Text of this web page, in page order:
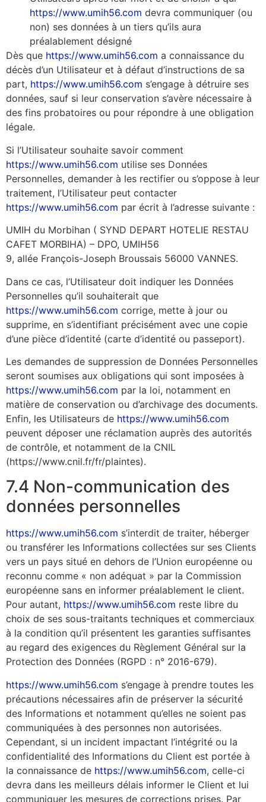
https://www.umih56.com devra communiquer (ou
non) ses données à un tiers qu’ils aura
préalablement désigné
Dès que https://www.umih56.com a connaissance du
décès d’un Utilisateur et à défaut d’instructions de sa
part, https://www.umih56.com s’engage à détruire ses
données, sauf si leur conservation s’avère nécessaire à
des fins probatoires ou pour répondre à une obligation
légale.
Si l’Utilisateur souhaite savoir comment
https://www.umih56.com utilise ses Données
Personnelles, demander à les rectifier ou s’oppose à leur
traitement, l’Utilisateur peut contacter
https://www.umih56.com par écrit à l’adresse suivante :
UMIH du Morbihan ( SYND DEPART HOTELIE RESTAU
CAFET MORBIHA) – DPO, UMIH56
9, allée François-Joseph Broussais 56000 VANNES.
Dans ce cas, l’Utilisateur doit indiquer les Données
Personnelles qu’il souhaiterait que
https://www.umih56.com corrige, mette à jour ou
supprime, en s’identifiant précisément avec une copie
d’une pièce d’identité (carte d’identité ou passeport).
Les demandes de suppression de Données Personnelles
seront soumises aux obligations qui sont imposées à
https://www.umih56.com par la loi, notamment en
matière de conservation ou d’archivage des documents.
Enfin, les Utilisateurs de https://www.umih56.com
peuvent déposer une réclamation auprès des autorités
de contrôle, et notamment de la CNIL
(https://www.cnil.fr/fr/plaintes).
7.4 Non-communication des
données personnelles
https://www.umih56.com s’interdit de traiter, héberger
ou transférer les Informations collectées sur ses Clients
vers un pays situé en dehors de l’Union européenne ou
reconnu comme « non adéquat » par la Commission
européenne sans en informer préalablement le client.
Pour autant, https://www.umih56.com reste libre du
choix de ses sous-traitants techniques et commerciaux
à la condition qu’il présentent les garanties suffisantes
au regard des exigences du Règlement Général sur la
Protection des Données (RGPD : n° 2016-679).
https://www.umih56.com s’engage à prendre toutes les
précautions nécessaires afin de préserver la sécurité
des Informations et notamment qu’elles ne soient pas
communiquées à des personnes non autorisées.
Cependant, si un incident impactant l’intégrité ou la
confidentialité des Informations du Client est portée à
la connaissance de https://www.umih56.com, celle-ci
devra dans les meilleurs délais informer le Client et lui
communiquer les mesures de corrections prises. Par